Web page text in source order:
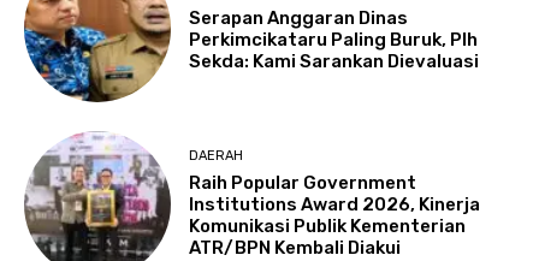
Serapan Anggaran Dinas
Perkimcikataru Paling Buruk, Plh
Sekda: Kami Sarankan Dievaluasi
DAERAH
Raih Popular Government
Institutions Award 2026, Kinerja
Komunikasi Publik Kementerian
ATR/BPN Kembali Diakui